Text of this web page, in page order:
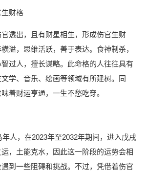
生财格
透出，且有财星相生，形成伤官生财
溢，思维活跃，善于表达。食神制杀，
过人，擅长谋略。此命格的人往往具有
学、音乐、绘画等领域有所建树。同
着财运亨通，一生不愁吃穿。
年人，在2023年至2032年期间，进入戊戌
，土能克水，因此这一阶段的运势会相
到一些阻碍和挑战。不过，凭借着伤官